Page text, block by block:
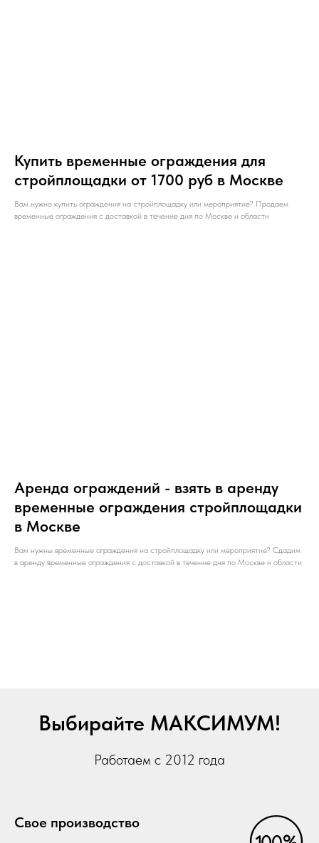
Купить временные ограждения для
стройплощадки от 1700 руб в Москве
Вам нужно купить ограждения на стройплощадку или мероприятие? Продаем
временные ограждения с доставкой в течение дня по Москве и области
Аренда ограждений - взять в аренду
временные ограждения стройплощадки
в Москве
Вам нужны временные ограждения на стройплощадку или мероприятие? Сдадим
в аренду временные ограждения с доставкой в течение дня по Москве и области
Выбирайте МАКСИМУМ!
Работаем с 2012 года
Свое производство